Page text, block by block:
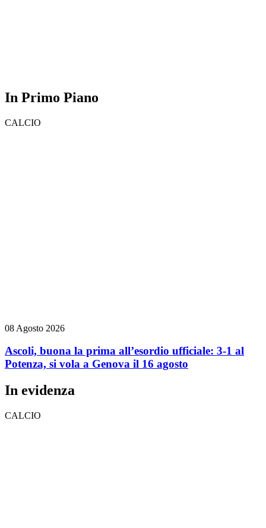
In Primo Piano
CALCIO
08 Agosto 2026
Ascoli, buona la prima all’esordio ufficiale: 3-1 al
Potenza, si vola a Genova il 16 agosto
In evidenza
CALCIO